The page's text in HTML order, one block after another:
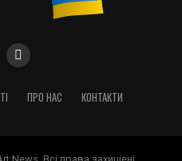
ПРО НАС КОНТАКТИ